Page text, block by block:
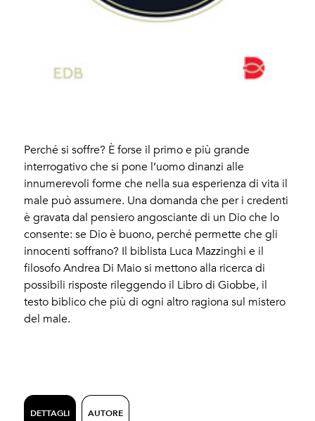
Perché si soffre? È forse il primo e più grande
interrogativo che si pone l’uomo dinanzi alle
innumerevoli forme che nella sua esperienza di vita il
male può assumere. Una domanda che per i credenti
è gravata dal pensiero angosciante di un Dio che lo
consente: se Dio è buono, perché permette che gli
innocenti soffrano? Il biblista Luca Mazzinghi e il
filosofo Andrea Di Maio si mettono alla ricerca di
possibili risposte rileggendo il Libro di Giobbe, il
testo biblico che più di ogni altro ragiona sul mistero
del male.
DETTAGLI AUTORE